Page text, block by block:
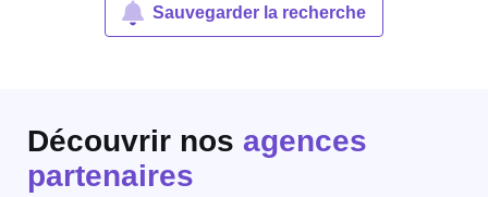
Sauvegarder la recherche
Découvrir nos agences
partenaires